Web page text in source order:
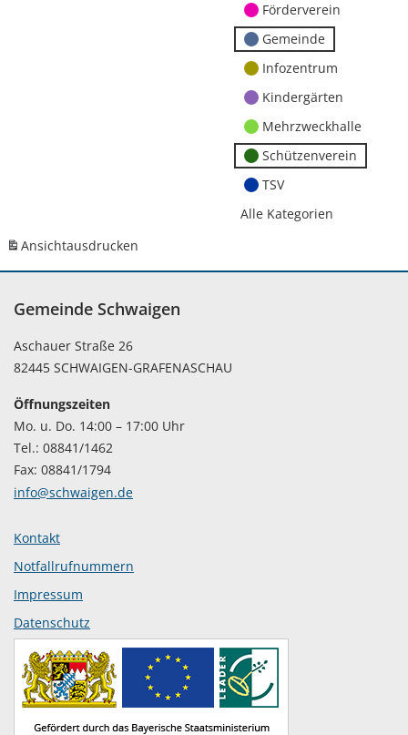
Förderverein
Gemeinde
Infozentrum
Kindergärten
Mehrzweckhalle
Schützenverein
TSV
Alle Kategorien
Ansichtausdrucken
Gemeinde Schwaigen
Aschauer Straße 26
82445 SCHWAIGEN-GRAFENASCHAU
Öffnungszeiten
Mo. u. Do. 14:00 – 17:00 Uhr
Tel.: 08841/1462
Fax: 08841/1794
info@schwaigen.de
Kontakt
Notfallrufnummern
Impressum
Datenschutz